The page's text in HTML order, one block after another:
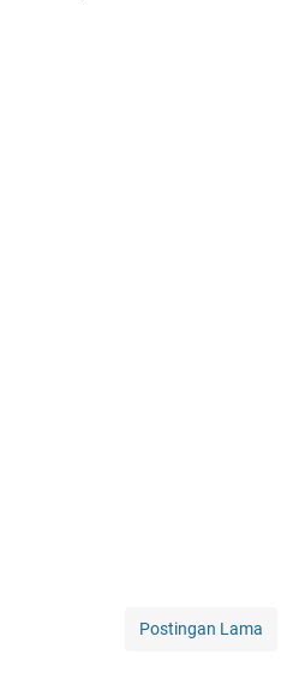
Postingan Lama